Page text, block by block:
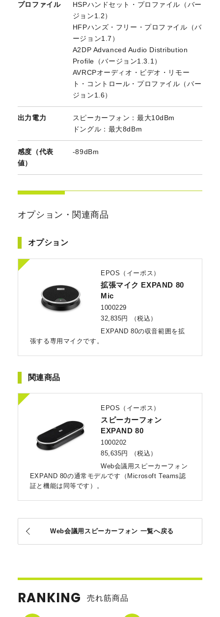
プロファイル
HSPハンドセット・プロファイル（バー
ジョン1.2）
HFPハンズ・フリー・プロファイル（バ
ージョン1.7）
A2DP Advanced Audio Distribution
Profile（バージョン1.3.1）
AVRCPオーディオ・ビデオ・リモー
ト・コントロール・プロファイル（バー
ジョン1.6）
出力電力
スピーカーフォン：最大10dBm
ドングル：最大8dBm
感度（代表
値）
-89dBm
オプション・関連商品
オプション
EPOS（イーポス）
拡張マイク EXPAND 80
Mic
1000229
32,835円
（税込）
EXPAND 80の収音範囲を拡
張する専用マイクです。
関連商品
EPOS（イーポス）
スピーカーフォン
EXPAND 80
1000202
85,635円
（税込）
Web会議用スピーカーフォン
EXPAND 80の通常モデルです（Microsoft Teams認
証と機能は同等です）。
Web会議用スピーカーフォン 一覧へ戻る
RANKING 売れ筋商品